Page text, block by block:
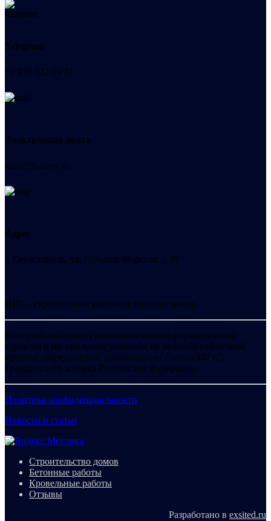
Telegram
+7 978 022 04 22
Электронная почта
info@iis-stroy.ru
Адрес
г. Севастополь, ул. Большая Морская, д 28
ИИС - строительная компания полного цикла
Интернет-сайт носит исключительно информационный
характер и ни при каких условиях не является публичной
офертой, определяемой положениями Статьи 437 (2)
Гражданского кодекса Российской Федерации.
Политика конфиденциальности
Новости и статьи
Строительство домов
Бетонные работы
Кровельные работы
Отзывы
Разработано в exsited.ru